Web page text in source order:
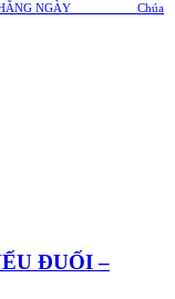
HẰNG NGÀY Chúa
ĐUỐI –